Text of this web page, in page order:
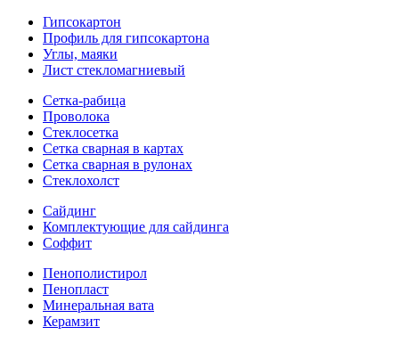
Гипсокартон
Профиль для гипсокартона
Углы, маяки
Лист стекломагниевый
Сетка-рабица
Проволока
Стеклосетка
Сетка сварная в картах
Сетка сварная в рулонах
Стеклохолст
Сайдинг
Комплектующие для сайдинга
Соффит
Пенополистирол
Пенопласт
Минеральная вата
Керамзит